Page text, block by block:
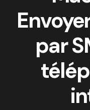
par